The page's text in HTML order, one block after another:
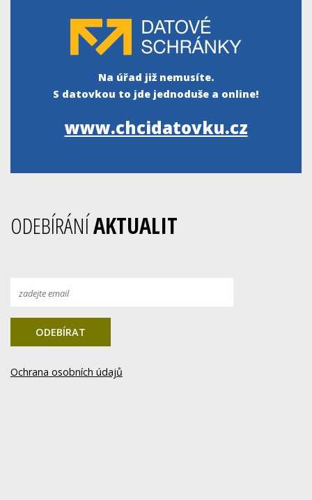
Na úřad již nemusíte.
S datovkou to jde jednoduše a online!
www.chcidatovku.cz
ODEBÍRÁNÍAKTUALIT
ODEBÍRAT
Ochrana osobních údajů